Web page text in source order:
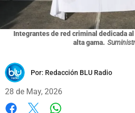
Integrantes de red criminal dedicada
alta gama.
Por: Redacción BLU Radio
28 de May, 2026